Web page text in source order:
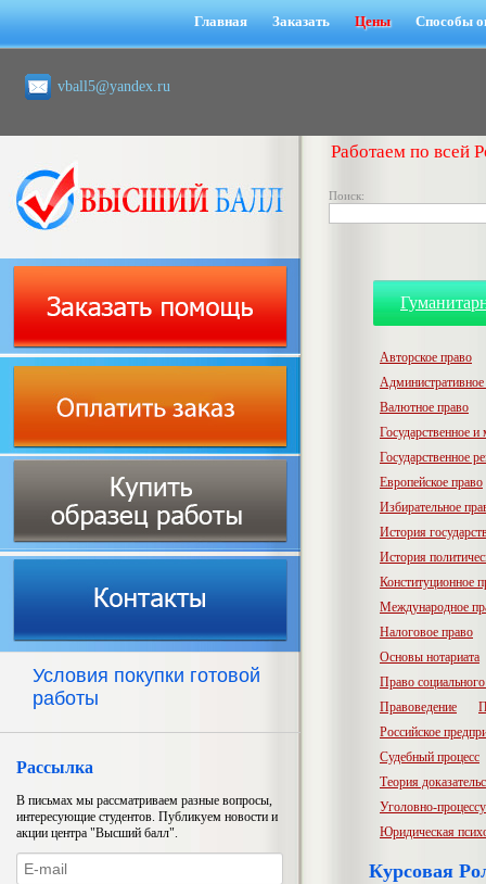
Главная Заказать Цены Способы
vball5@yandex.ru
Работаем по всей
Поиск:
Условия покупки готовой
работы
Рассылка
В письмах мы рассматриваем разные вопросы,
интересующие студентов. Публикуем новости и
акции центра "Высший балл".
Авторское право
Административное
Валютное право
Государственное
Государственное
Европейское право
Избирательное
История
История
Конституционное
Международное
Налоговое право
Основы нотариата
Право
Правоведение
Российское
Судебный процесс
Теория
Уголовно-
Юридическая
Курсовая